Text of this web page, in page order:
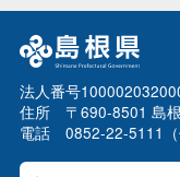
法人番号
住所 〒690-8501 島
電話 0852-22-5111（